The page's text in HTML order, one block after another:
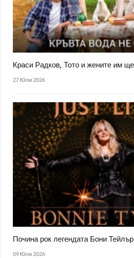
Краси Радков, Тото и жените им
27 Юли 2026
Почина рок легендата Бони Тейлър
09 Юли 2026